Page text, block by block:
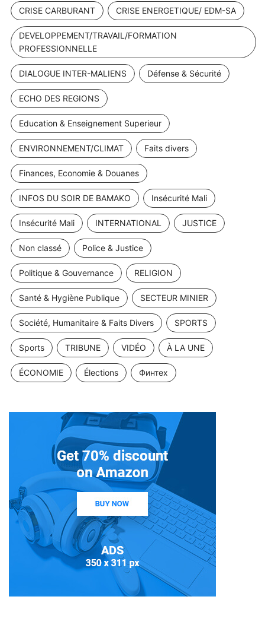
CRISE CARBURANT CRISE ENERGETIQUE/ EDM-SA
DEVELOPPEMENT/TRAVAIL/FORMATION
PROFESSIONNELLE
DIALOGUE INTER-MALIENS Défense & Sécurité
ECHO DES REGIONS
Education & Enseignement Superieur
ENVIRONNEMENT/CLIMAT Faits divers
Finances, Economie & Douanes
INFOS DU SOIR DE BAMAKO Insécurité Mali
Insécurité Mali INTERNATIONAL JUSTICE
Non classé Police & Justice
Politique & Gouvernance RELIGION
Santé & Hygiène Publique SECTEUR MINIER
Société, Humanitaire & Faits Divers SPORTS
Sports TRIBUNE VIDÉO À LA UNE
ÉCONOMIE Élections Финтех